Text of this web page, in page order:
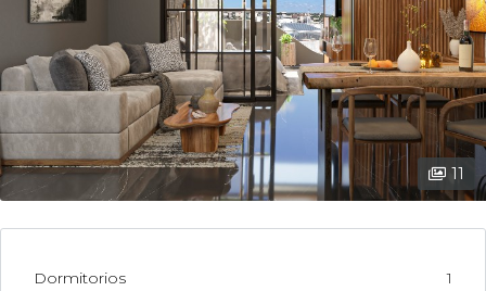
11
Dormitorios
1